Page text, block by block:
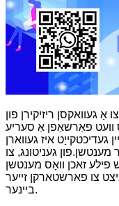
אַ געוואקסן ריזיקירן פון
פאַרשאַפן אַ סעריע
געדיכטקייַט איז געווארן
געניטונג, צו
פילע זאכן וואָס מענטשן
צו פארשטארקן זייער
ביינער.